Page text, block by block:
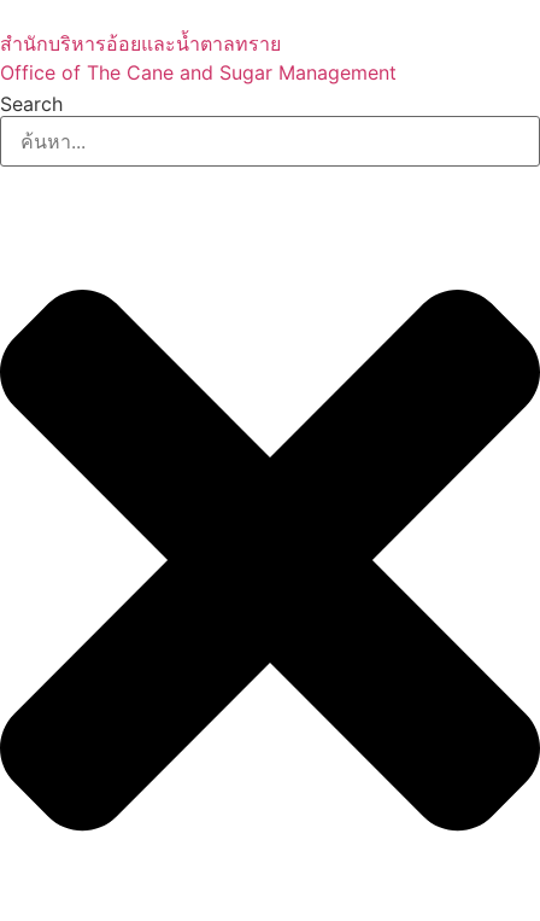
to
content
สำนักบริหารอ้อยและน้ำตาลทราย
Office of The Cane and Sugar Management
Search